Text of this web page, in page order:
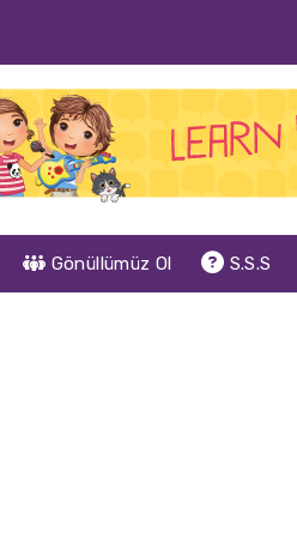
Gönüllümüz Ol S.S.S